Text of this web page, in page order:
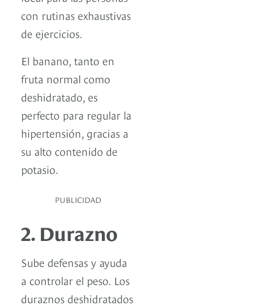
con rutinas exhaustivas
de ejercicios.
El banano, tanto en
fruta normal como
deshidratado, es
perfecto para regular la
hipertensión, gracias a
su alto contenido de
potasio.
PUBLICIDAD
2. Durazno
Sube defensas y ayuda
a controlar el peso. Los
duraznos deshidratados